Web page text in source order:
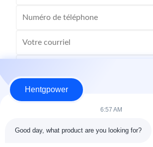
Hentgpower
6:57 AM
Good day, what product are you looking for?